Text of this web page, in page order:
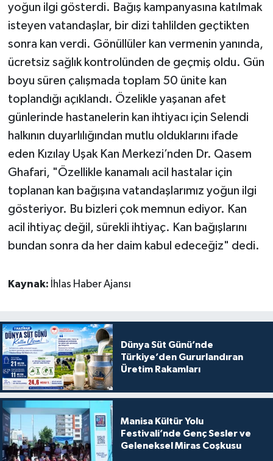
yoğun ilgi gösterdi. Bağış kampanyasına katılmak
isteyen vatandaşlar, bir dizi tahlilden geçtikten
sonra kan verdi. Gönüllüler kan vermenin yanında,
ücretsiz sağlık kontrolünden de geçmiş oldu. Gün
boyu süren çalışmada toplam 50 ünite kan
toplandığı açıklandı. Özelikle yaşanan afet
günlerinde hastanelerin kan ihtiyacı için Selendi
halkının duyarlılığından mutlu olduklarını ifade
eden Kızılay Uşak Kan Merkezi’nden Dr. Qasem
Ghafari, "Özellikle kanamalı acil hastalar için
toplanan kan bağışına vatandaşlarımız yoğun ilgi
gösteriyor. Bu bizleri çok memnun ediyor. Kan
acil ihtiyaç değil, sürekli ihtiyaç. Kan bağışlarını
bundan sonra da her daim kabul edeceğiz" dedi.
Kaynak: İhlas Haber Ajansı
Dünya Süt Günü’nde
Türkiye’den Gururlandıran
Üretim Rakamları
Manisa Kültür Yolu
Festivali’nde Genç Sesler ve
Geleneksel Miras Coşkusu